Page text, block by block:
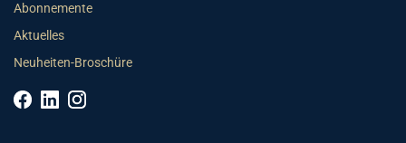
Abonnemente
Aktuelles
Neuheiten-Broschüre